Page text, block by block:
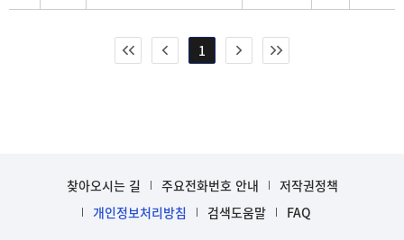
1
찾아오시는 길 주요전화번호 안내
저작권정책
개인정보처리방침
검색도움말 FAQ